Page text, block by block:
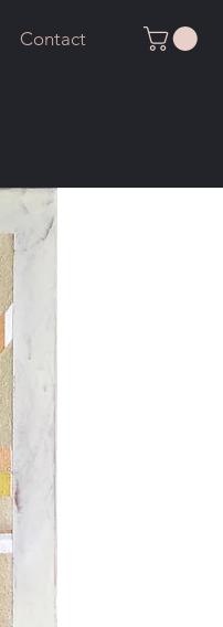
Contact